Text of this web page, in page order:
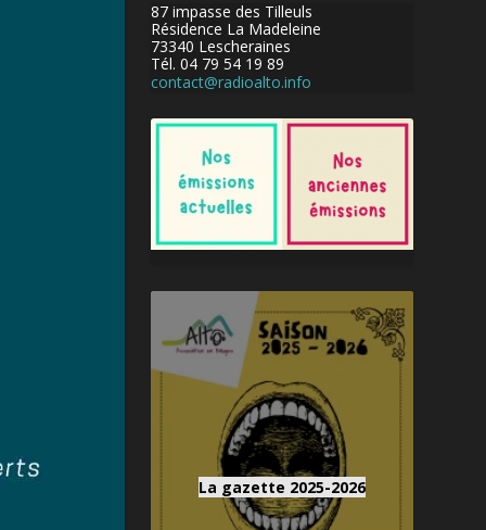
87 impasse des Tilleuls
Résidence La Madeleine
73340 Lescheraines
Tél. 04 79 54 19 89
contact@radioalto.info
La gazette 2025-2026